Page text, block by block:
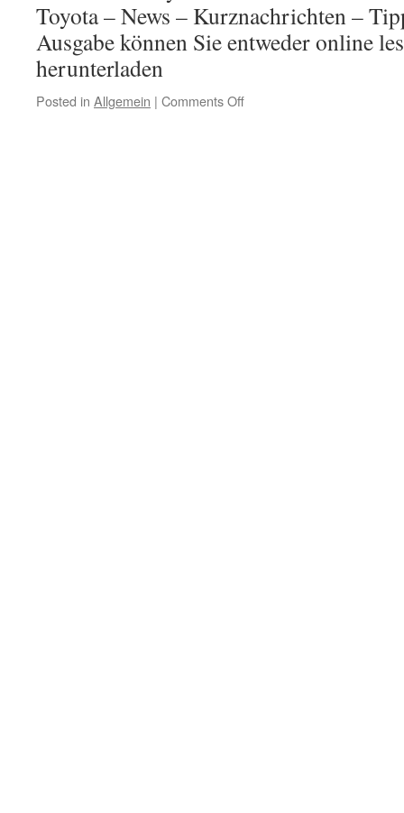
Toyota – News – Kurznachrichten –
Ausgabe können Sie entweder online
herunterladen
Posted in Allgemein | Comments Off